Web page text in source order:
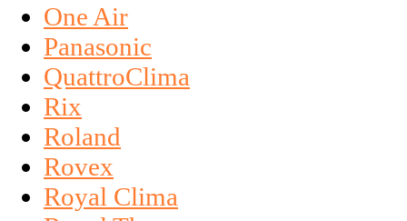
One Air
Panasonic
QuattroClima
Rix
Roland
Rovex
Royal Clima